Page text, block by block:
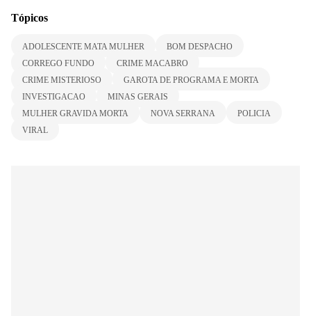
Tópicos
ADOLESCENTE MATA MULHER
BOM DESPACHO
CORREGO FUNDO
CRIME MACABRO
CRIME MISTERIOSO
GAROTA DE PROGRAMA E MORTA
INVESTIGACAO
MINAS GERAIS
MULHER GRAVIDA MORTA
NOVA SERRANA
POLICIA
VIRAL